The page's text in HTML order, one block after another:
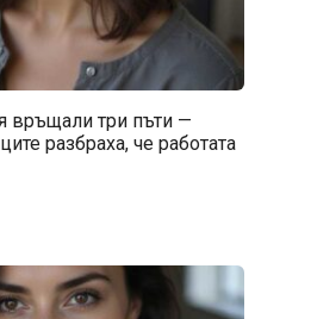
връщали три пъти —
разбраха, че работата